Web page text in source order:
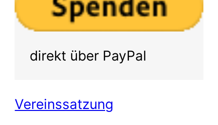
direkt über PayPal
Vereinssatzung